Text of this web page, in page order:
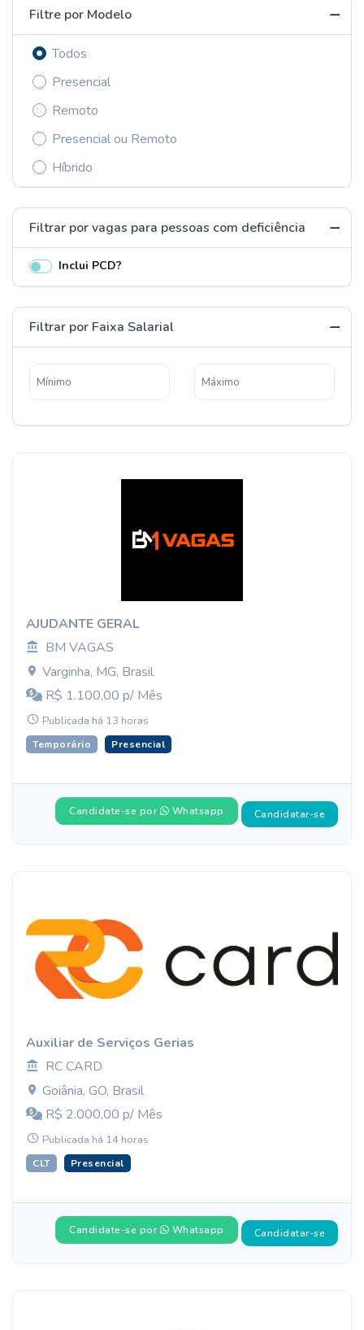
Filtre por Modelo
Todos
Presencial
Remoto
Presencial ou Remoto
Híbrido
Filtrar por vagas para pessoas com deficiência
Inclui PCD?
Filtrar por Faixa Salarial
AJUDANTE GERAL
BM VAGAS
Varginha, MG, Brasil
R$ 1.100,00 p/ Mês
Publicada há 13 horas
Temporário Presencial
Candidate-se por Whatsapp Candidatar-se
Auxiliar de Serviços Gerias
RC CARD
Goiânia, GO, Brasil
R$ 2.000,00 p/ Mês
Publicada há 14 horas
CLT Presencial
Candidate-se por Whatsapp Candidatar-se